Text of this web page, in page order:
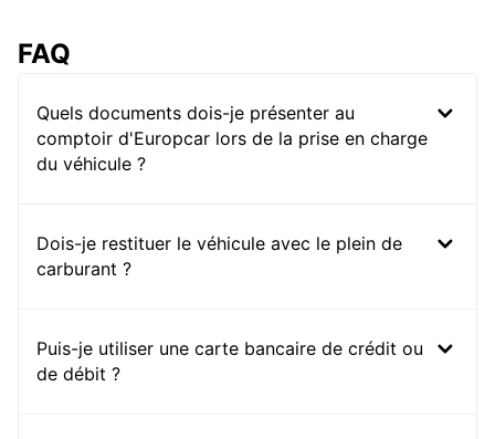
FAQ
Quels documents dois-je présenter au
comptoir d'Europcar lors de la prise en charge
du véhicule ?
Dois-je restituer le véhicule avec le plein de
carburant ?
Puis-je utiliser une carte bancaire de crédit ou
de débit ?